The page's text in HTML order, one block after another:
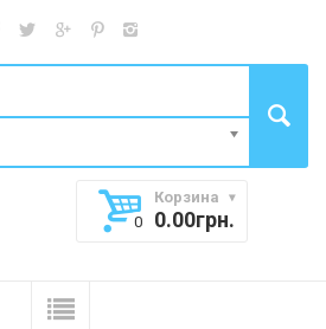
Корзина
0.00грн.